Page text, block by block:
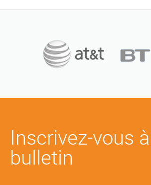
Inscrivez-vous
bulletin